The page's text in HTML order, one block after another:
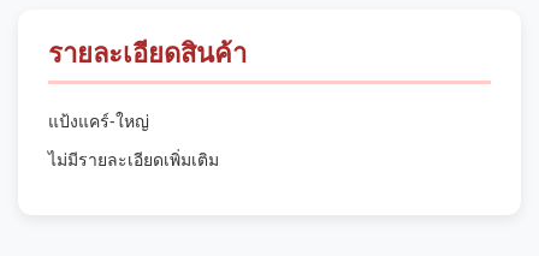
รายละเอียดสินค้า
แป้งแคร์-ใหญ่
ไม่มีรายละเอียดเพิ่มเติม